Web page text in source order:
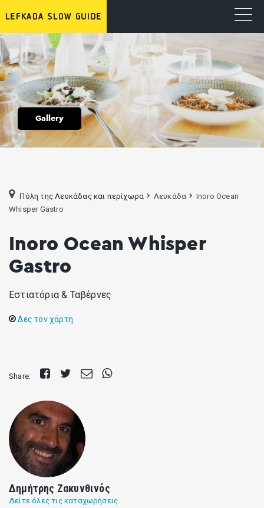
Gallery
Πόλη της Λευκάδας και περίχωρα Λευκάδα
Inoro Ocean
Whisper Gastro
Inoro Ocean Whisper
Gastro
Εστιατόρια & Ταβέρνες
Δες τον χάρτη
Share:
Share
Tweet
SendShare
on
Δημήτρης Ζακυνθινός
Δείτε όλες τις καταχωρήσεις